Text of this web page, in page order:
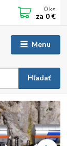
Menu
Hľadať
0 ks
za 0 €